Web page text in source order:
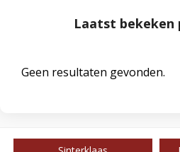
Laatst bekeken
Geen resultaten gevonden.